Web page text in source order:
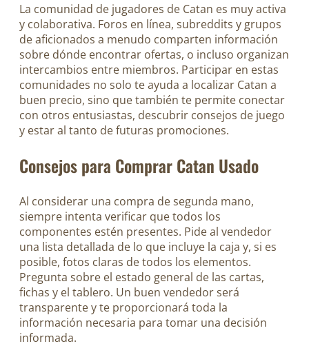
La comunidad de jugadores de Catan es muy activa
y colaborativa. Foros en línea, subreddits y grupos
de aficionados a menudo comparten información
sobre dónde encontrar ofertas, o incluso organizan
intercambios entre miembros. Participar en estas
comunidades no solo te ayuda a localizar Catan a
buen precio, sino que también te permite conectar
con otros entusiastas, descubrir consejos de juego
y estar al tanto de futuras promociones.
Consejos para Comprar Catan Usado
Al considerar una compra de segunda mano,
siempre intenta verificar que todos los
componentes estén presentes. Pide al vendedor
una lista detallada de lo que incluye la caja y, si es
posible, fotos claras de todos los elementos.
Pregunta sobre el estado general de las cartas,
fichas y el tablero. Un buen vendedor será
transparente y te proporcionará toda la
información necesaria para tomar una decisión
informada.